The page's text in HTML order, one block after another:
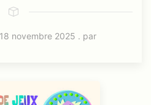
novembre 2025 . par